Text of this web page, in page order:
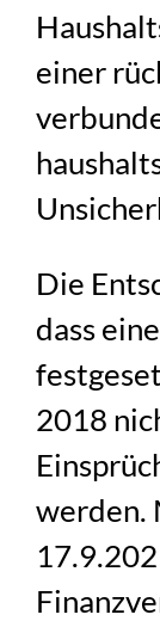
einer
Die
dass
2018
werden.